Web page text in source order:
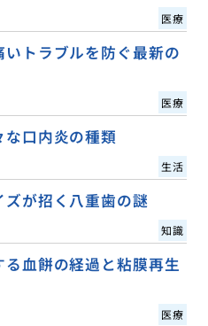
医療
トラブルを防ぐ最新の
医療
口内炎の種類
生活
が招く八重歯の謎
知識
血餅の経過と粘膜再生
医療